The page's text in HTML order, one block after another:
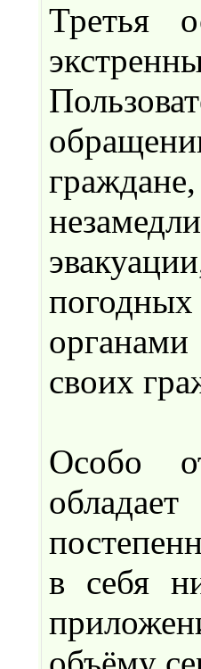
Третья
своих
Особо
в себя